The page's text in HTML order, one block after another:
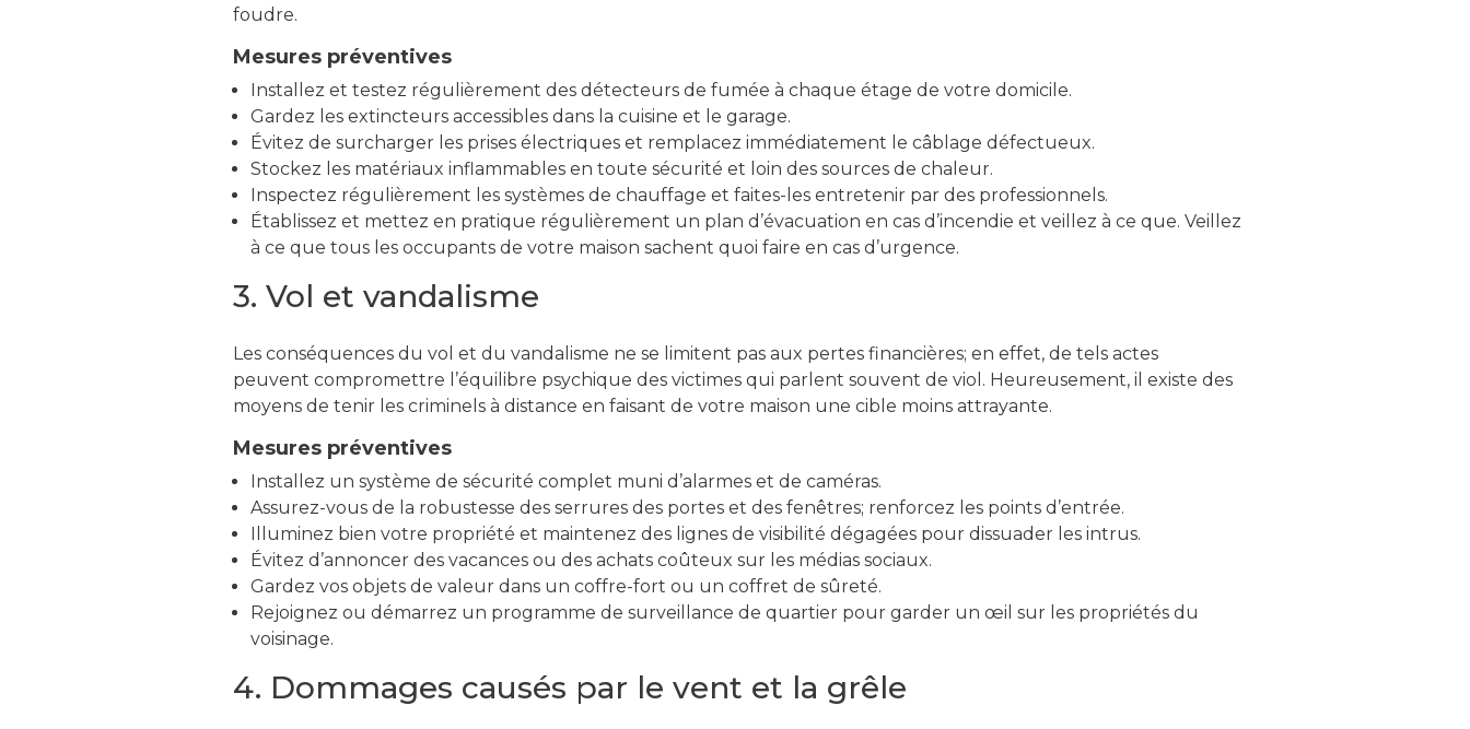
foudre.
Mesures préventives
Installez et testez régulièrement des détecteurs de fumée à chaque étage de votre domicile.
Gardez les extincteurs accessibles dans la cuisine et le garage.
Évitez de surcharger les prises électriques et remplacez immédiatement le câblage défectueux.
Stockez les matériaux inflammables en toute sécurité et loin des sources de chaleur.
Inspectez régulièrement les systèmes de chauffage et faites-les entretenir par des professionnels.
Établissez et mettez en pratique régulièrement un plan d’évacuation en cas d’incendie et veillez à ce que. Veillez
à ce que tous les occupants de votre maison sachent quoi faire en cas d’urgence.
3. Vol et vandalisme
Les conséquences du vol et du vandalisme ne se limitent pas aux pertes financières; en effet, de tels actes
peuvent compromettre l’équilibre psychique des victimes qui parlent souvent de viol. Heureusement, il existe des
moyens de tenir les criminels à distance en faisant de votre maison une cible moins attrayante.
Mesures préventives
Installez un système de sécurité complet muni d’alarmes et de caméras.
Assurez-vous de la robustesse des serrures des portes et des fenêtres; renforcez les points d’entrée.
Illuminez bien votre propriété et maintenez des lignes de visibilité dégagées pour dissuader les intrus.
Évitez d’annoncer des vacances ou des achats coûteux sur les médias sociaux.
Gardez vos objets de valeur dans un coffre-fort ou un coffret de sûreté.
Rejoignez ou démarrez un programme de surveillance de quartier pour garder un œil sur les propriétés du
voisinage.
4. Dommages causés par le vent et la grêle